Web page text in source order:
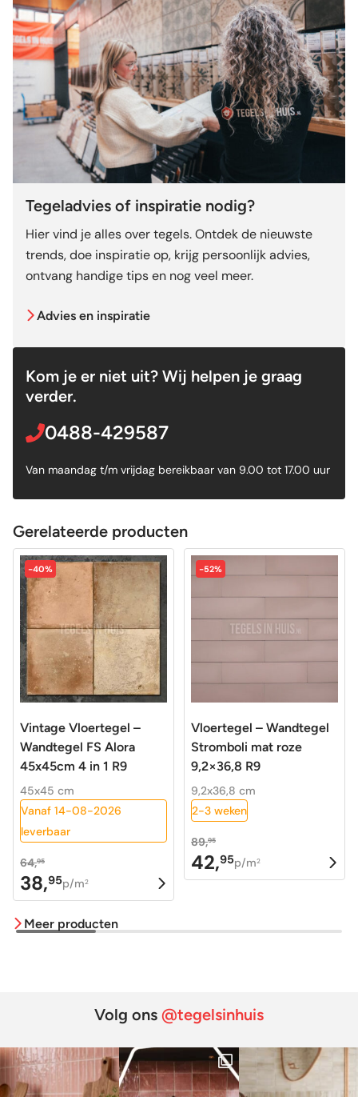
Tegeladvies of inspiratie nodig?
Hier vind je alles over tegels. Ontdek de nieuwste
trends, doe inspiratie op, krijg persoonlijk advies,
ontvang handige tips en nog veel meer.
Advies en inspiratie
Kom je er niet uit? Wij helpen je graag
verder.
0488-429587
Van maandag t/m vrijdag bereikbaar van 9.00 tot 17.00 uur
Gerelateerde producten
-40%
Vintage Vloertegel –
Wandtegel FS Alora
45x45cm 4 in 1 R9
45x45 cm
Vanaf 14-08-2026
leverbaar
64,95
Oorspronkelijke
prijs
was:
38,95
Huidige
prijs
is:
p/m2
-52%
Vloertegel – Wandtegel
Stromboli mat roze
9,2×36,8 R9
9,2x36,8 cm
2-3 weken
89,95
Oorspronkelijke
prijs
42,95
Huidige
prijs
p/m2
Meer producten
Volg ons @tegelsinhuis